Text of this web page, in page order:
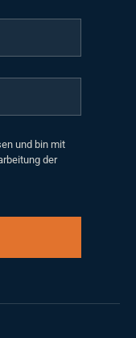
und bin mit
der